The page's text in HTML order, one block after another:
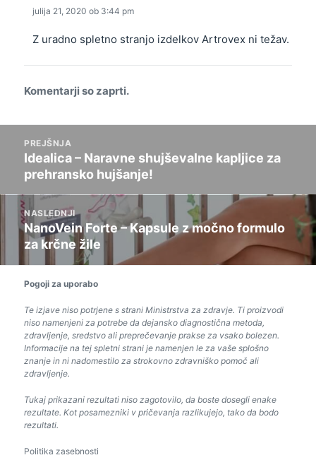
julija 21, 2020 ob 3:44 pm
Z uradno spletno stranjo izdelkov Artrovex ni težav.
Komentarji so zaprti.
navigacija
PREJŠNJA
Prejšnja
objava:
Idealica – Naravne shujševalne kapljice za
prehransko hujšanje!
NASLEDNJI
Naslednja
objava:
NanoVein Forte – Kapsule z močno formulo
za krčne žile
Pogoji za uporabo
Te izjave niso potrjene s strani Ministrstva za zdravje. Ti proizvodi
niso namenjeni za potrebe da dejansko diagnostična metoda,
zdravljenje, sredstvo ali preprečevanje prakse za vsako bolezen.
Informacije na tej spletni strani je namenjen le za vaše splošno
znanje in ni nadomestilo za strokovno zdravniško pomoč ali
zdravljenje.
Tukaj prikazani rezultati niso zagotovilo, da boste dosegli enake
rezultate. Kot posamezniki v pričevanja razlikujejo, tako da bodo
rezultati.
Politika zasebnosti